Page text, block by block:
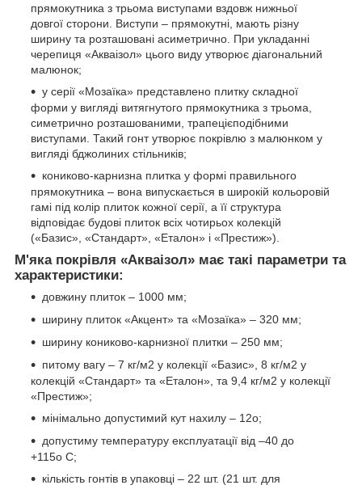
прямокутника з трьома виступами вздовж нижньої
довгої сторони. Виступи – прямокутні, мають різну
ширину та розташовані асиметрично. При укладанні
черепиця «Акваізол» цього виду утворює діагональний
малюнок;
у серії «Мозаїка» представлено плитку складної
форми у вигляді витягнутого прямокутника з трьома,
симетрично розташованими, трапецієподібними
виступами. Такий гонт утворює покрівлю з малюнком у
вигляді бджолиних стільників;
кониково-карнизна плитка у формі правильного
прямокутника – вона випускається в широкій кольоровій
гамі під колір плиток кожної серії, а її структура
відповідає будові плиток всіх чотирьох колекцій
(«Базис», «Стандарт», «Еталон» і «Престиж»).
М'яка покрівля «Акваізол» має такі параметри та
характеристики:
довжину плиток – 1000 мм;
ширину плиток «Акцент» та «Мозаїка» – 320 мм;
ширину кониково-карнизної плитки – 250 мм;
питому вагу – 7 кг/м2 у колекції «Базис», 8 кг/м2 у
колекцій «Стандарт» та «Еталон», та 9,4 кг/м2 у колекції
«Престиж»;
мінімально допустимий кут нахилу – 12о;
допустиму температуру експлуатації від –40 до
+115о С;
кількість гонтів в упаковці – 22 шт. (21 шт. для